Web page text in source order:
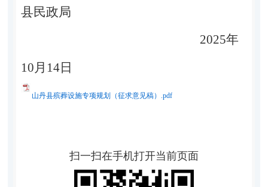
县民政局
2025年
10 月 14日
山丹县殡葬设施专项规划（征求意见稿）.pdf
扫一扫在手机打开当前页面